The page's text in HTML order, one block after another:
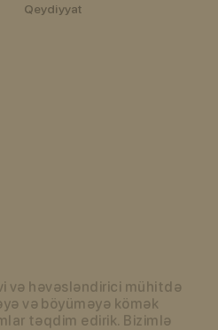
və həvəsləndirici mühitdə
və böyüməyə kömək
təqdim edirik. Bizimlə
Qeydiyyat